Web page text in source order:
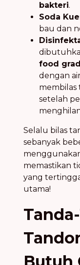
bakteri.
Soda
bau dan
food
dengan
membilas
setelah
Selalu bilas
sebanyak
memastikan
yang
utama!